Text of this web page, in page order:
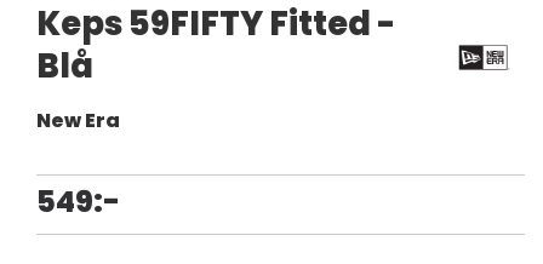
Keps 59FIFTY Fitted -
Blå
New Era
549:-